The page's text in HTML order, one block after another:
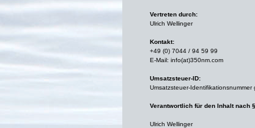
Vertreten durch:
Ulrich Wellinger
Kontakt:
+49 (0) 7044 / 94 59 99
E-Mail: info(at)350nm.com
Umsatzsteuer-ID:
Umsatzsteuer-
Verantwortlich für den Inhalt nach
Ulrich Wellinger